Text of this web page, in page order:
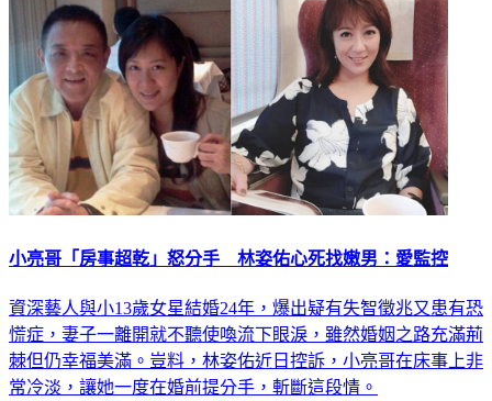
小亮哥「房事超乾」怒分手 林姿佑心死找嫩男：愛監控
資深藝人與小13歲女星結婚24年，爆出疑有失智徵兆又患有恐
慌症，妻子一離開就不聽使喚流下眼淚，雖然婚姻之路充滿荊
棘但仍幸福美滿。豈料，林姿佑近日控訴，小亮哥在床事上非
常冷淡，讓她一度在婚前提分手，斬斷這段情。